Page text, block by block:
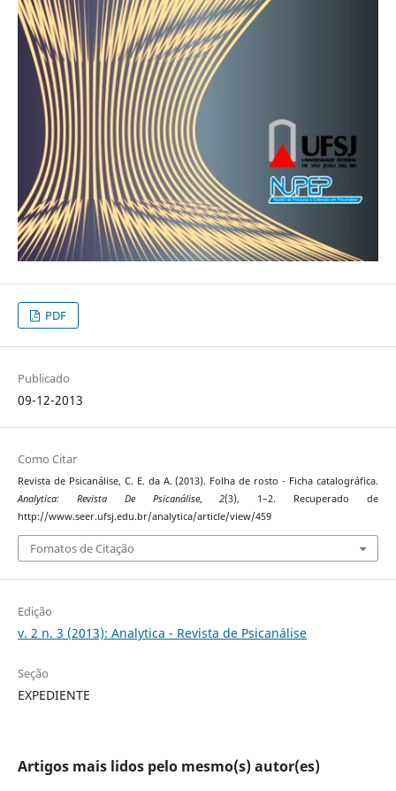
PDF
Publicado
09-12-2013
Como Citar
Revista de Psicanálise, C. E. da A. (2013). Folha de rosto - Ficha catalográfica.
Analytica: Revista De Psicanálise,2(3), 1–2. Recuperado de
http://www.seer.ufsj.edu.br/analytica/article/view/459
Fomatos de Citação
Edição
v. 2 n. 3 (2013): Analytica - Revista de Psicanálise
Seção
EXPEDIENTE
Artigos mais lidos pelo mesmo(s) autor(es)